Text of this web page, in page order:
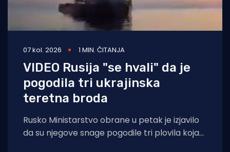
07 kol. 2026 1 MIN. ČITANJA
VIDEO Rusija "se hvali" da je
pogodila tri ukrajinska
teretna broda
Rusko Ministarstvo obrane u petak je izjavilo
da su njegove snage pogodile tri plovila koja